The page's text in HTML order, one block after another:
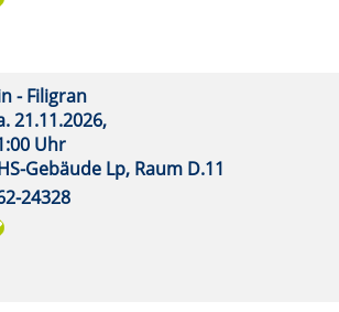
- Filigran
21.11.2026,
Uhr
Gebäude Lp, Raum D.11
24328